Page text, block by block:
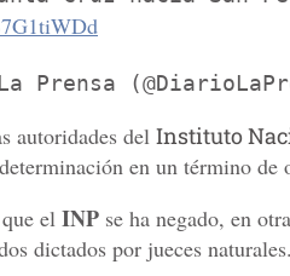
Prensa
autoridades del Instituto
en un término de
el INP se ha negado, en
dictados por jueces naturales.